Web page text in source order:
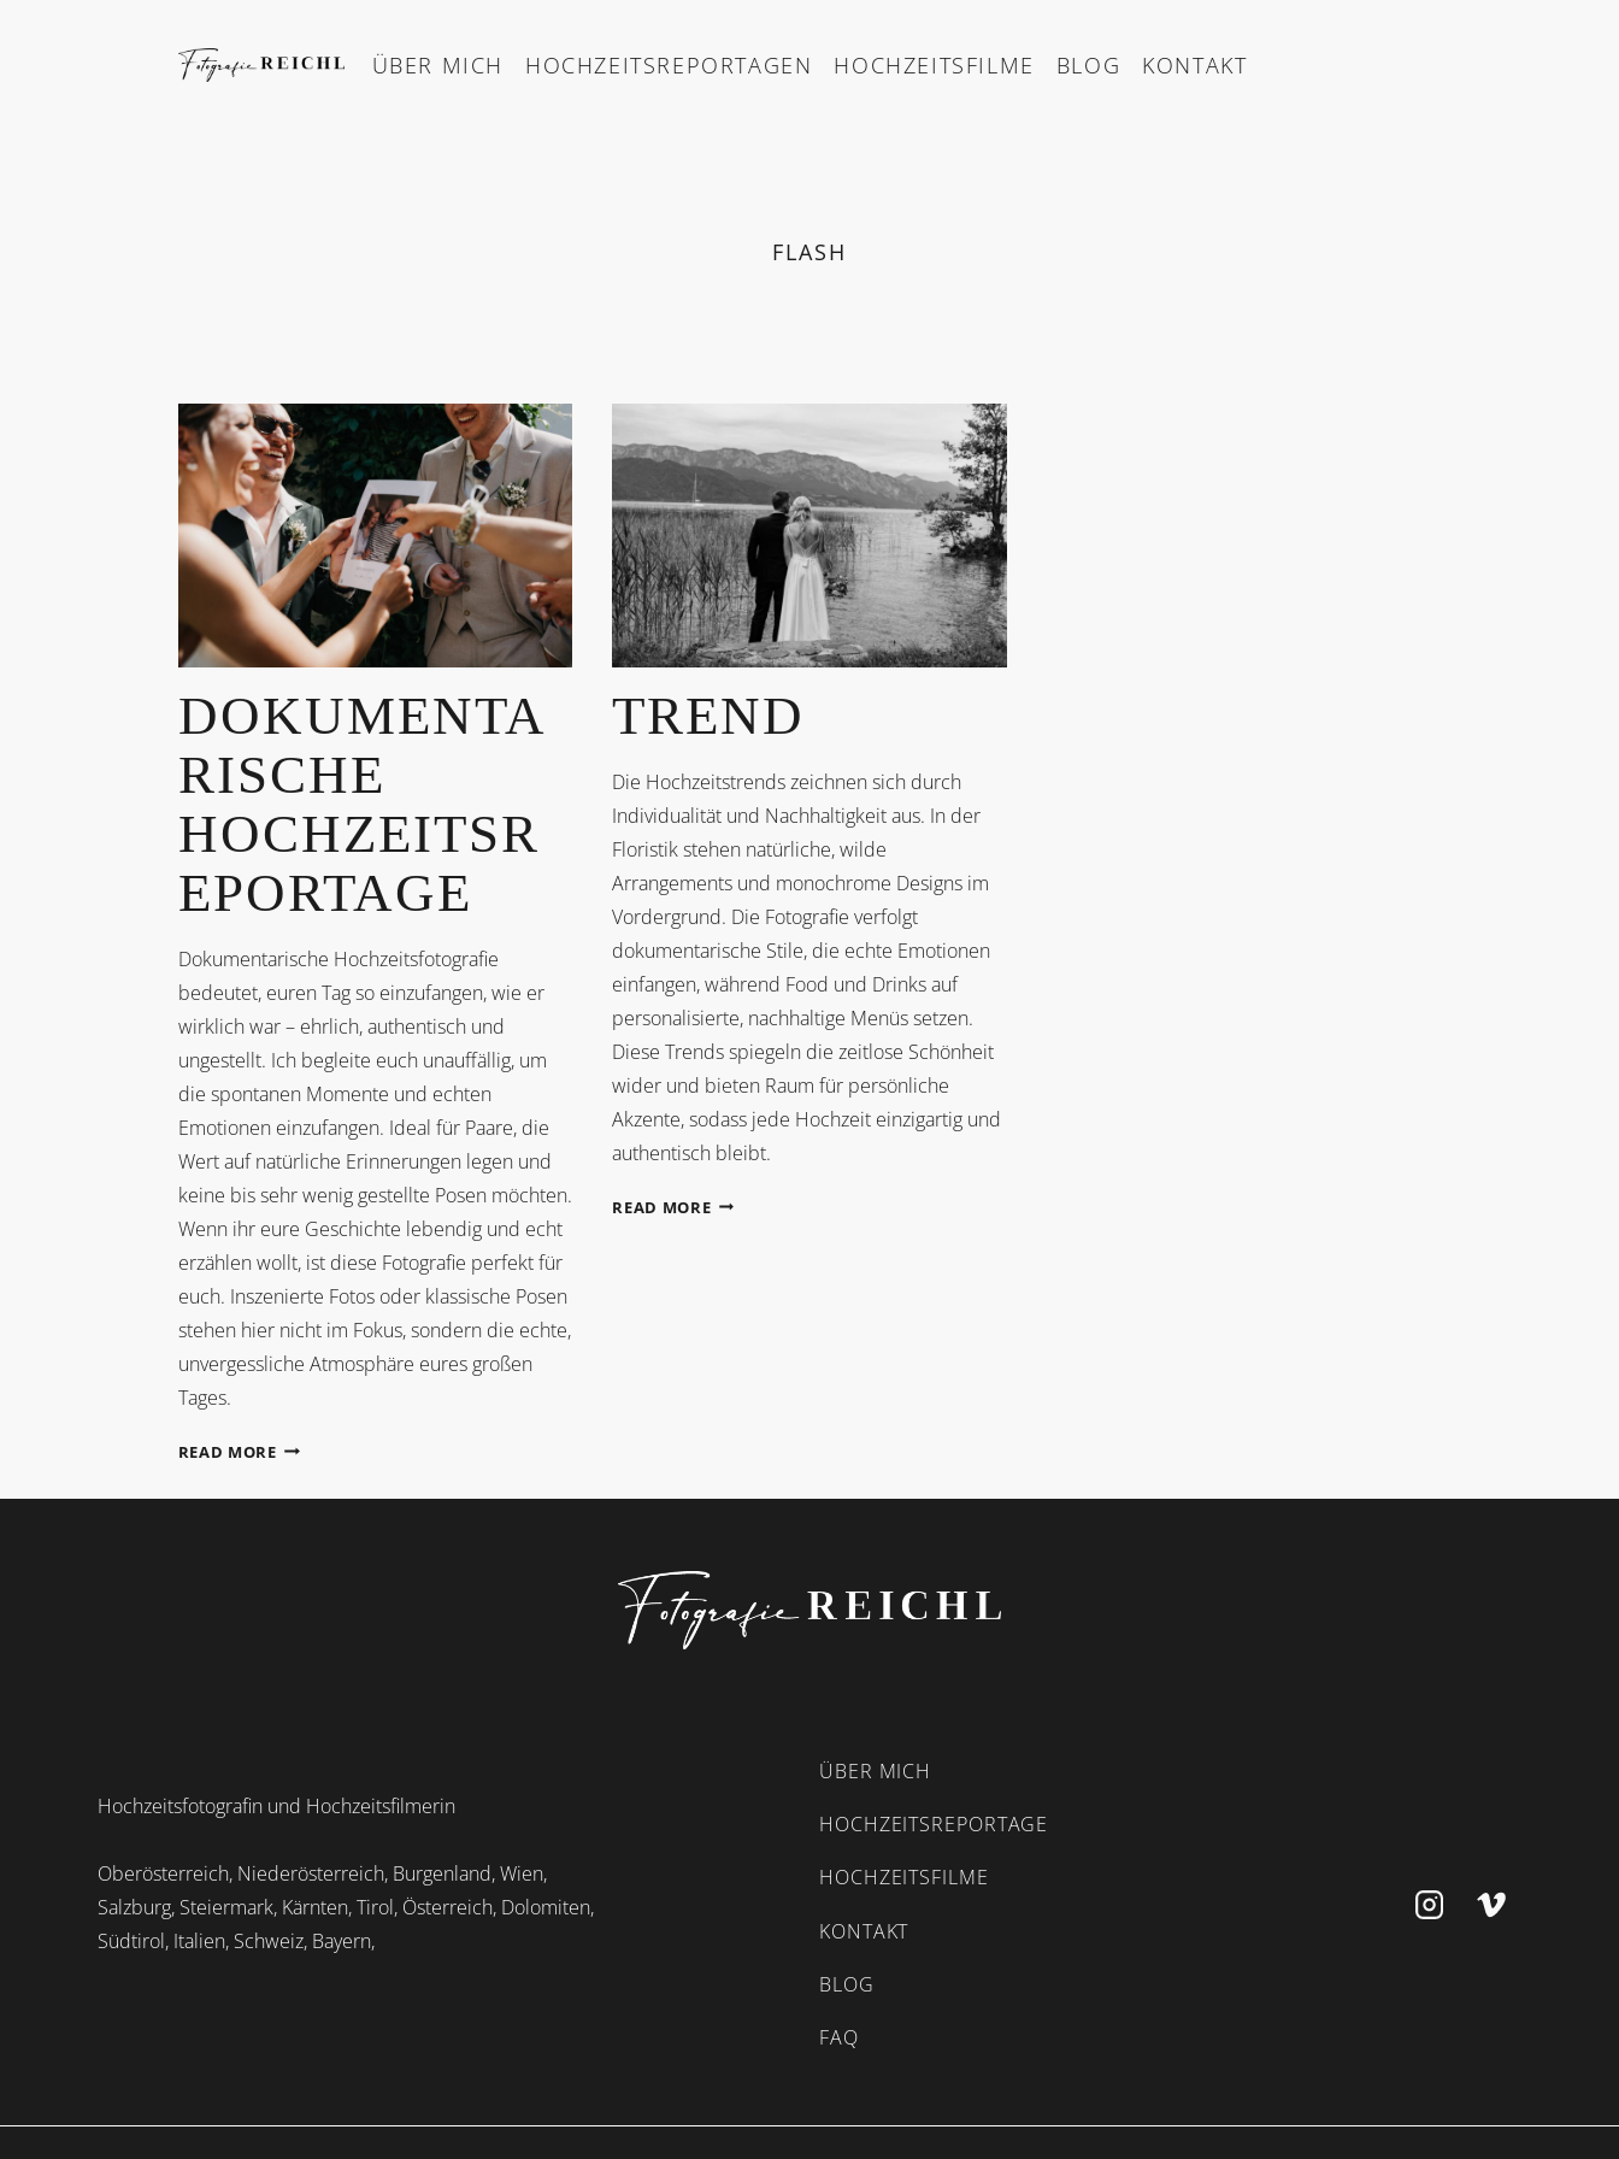
ÜBER MICH HOCHZEITSREPORTAGEN HOCHZEITSFILME BLOG KONTAKT
FLASH
DOKUMENTA
RISCHE
HOCHZEITSR
EPORTAGE
Dokumentarische Hochzeitsfotografie
bedeutet, euren Tag so einzufangen, wie er
wirklich war – ehrlich, authentisch und
ungestellt. Ich begleite euch unauffällig, um
die spontanen Momente und echten
Emotionen einzufangen. Ideal für Paare, die
Wert auf natürliche Erinnerungen legen und
keine bis sehr wenig gestellte Posen möchten.
Wenn ihr eure Geschichte lebendig und echt
erzählen wollt, ist diese Fotografie perfekt für
euch. Inszenierte Fotos oder klassische Posen
stehen hier nicht im Fokus, sondern die echte,
unvergessliche Atmosphäre eures großen
Tages.
READ MOREDOKUMENTARISCHE
TREND
Die Hochzeitstrends zeichnen sich durch
Individualität und Nachhaltigkeit aus. In der
Floristik stehen natürliche, wilde
Arrangements und monochrome Designs im
Vordergrund. Die Fotografie verfolgt
dokumentarische Stile, die echte Emotionen
einfangen, während Food und Drinks auf
personalisierte, nachhaltige Menüs setzen.
Diese Trends spiegeln die zeitlose Schönheit
wider und bieten Raum für persönliche
Akzente, sodass jede Hochzeit einzigartig und
authentisch bleibt.
READ MORETREND
Hochzeitsfotografin und Hochzeitsfilmerin
Oberösterreich, Niederösterreich, Burgenland, Wien,
Salzburg, Steiermark, Kärnten, Tirol, Österreich, Dolomiten,
Südtirol, Italien, Schweiz, Bayern,
ÜBER MICH
HOCHZEITSREPORTAGE
HOCHZEITSFILME
KONTAKT
BLOG
FAQ